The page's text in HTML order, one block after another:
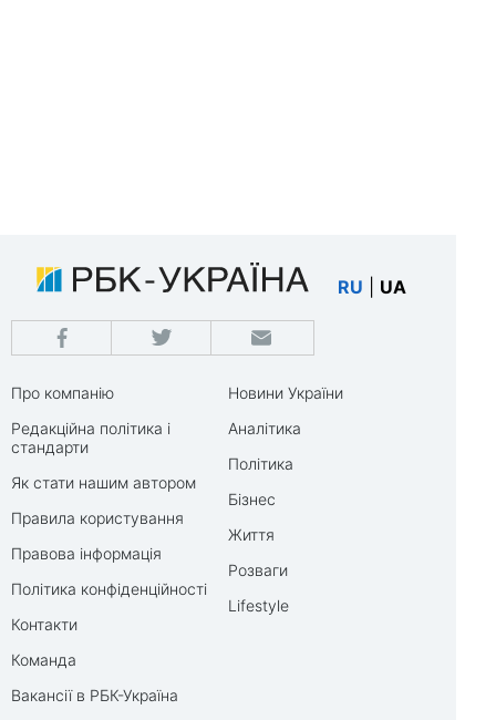
RU UA
Про компанію
Редакційна політика і
стандарти
Як стати нашим автором
Правила користування
Правова інформація
Політика конфіденційності
Контакти
Команда
Вакансії в РБК-Україна
Новини України
Аналітика
Політика
Бізнес
Життя
Розваги
Lifestyle